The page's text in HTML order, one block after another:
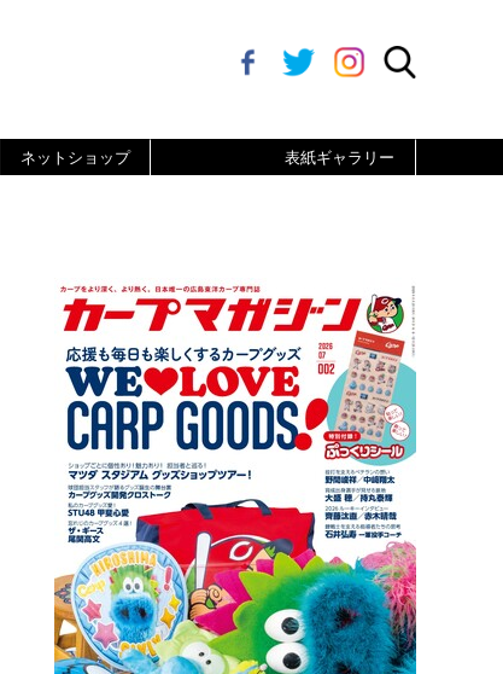
ネットショップ 表紙ギャラリー